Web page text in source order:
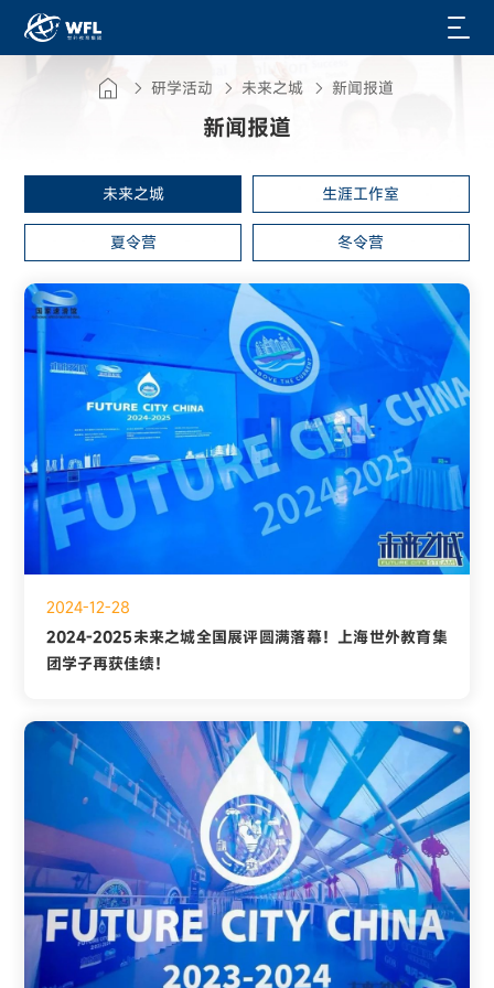
研学活动 未来之城 新闻报道
新闻报道
未来之城 生涯工作室
夏令营 冬令营
2024-12-28
2024-2025未来之城全国展评圆满落幕！上海世外教育集
团学子再获佳绩！